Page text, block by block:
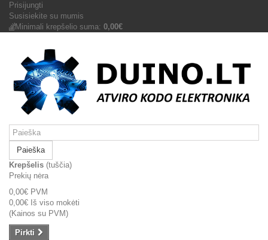
Prisijungti
Susisiekite su mumis
Minimali krepšelio suma: 0,00€
Paieška
Krepšelis (tuščia)
Prekių nėra
0,00€ PVM
0,00€ Iš viso mokėti
(Kainos su PVM)
Pirkti